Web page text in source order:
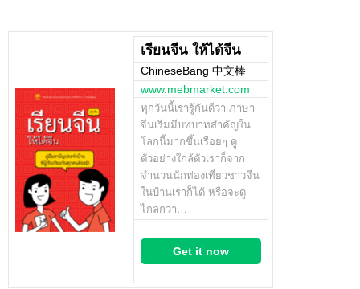
เรียนจีน ให้ได้จีน
ChineseBang 中文棒
www.mebmarket.com
ทุกวันนี้เรารู้กันดีว่า ภาษา
จีนเริ่มมีบทบาทสำคัญใน
โลกนี้มากขึ้นเรื่อยๆ ดู
ตัวอย่างใกล้ตัวเราก็จาก
จำนวนนักท่องเที่ยวชาวจีน
ในบ้านเราก็ได้ หรือจะดู
ไกลกว่า…
Get it now